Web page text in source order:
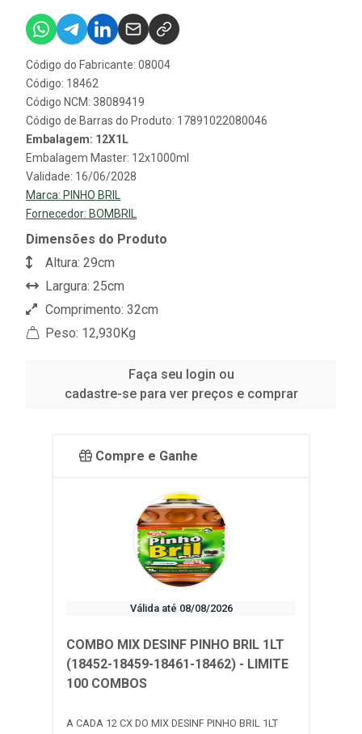
Código do Fabricante: 08004
Código: 18462
Código NCM: 38089419
Código de Barras do Produto: 17891022080046
Embalagem: 12X1L
Embalagem Master: 12x1000ml
Validade: 16/06/2028
Marca: PINHO BRIL
Fornecedor: BOMBRIL
Dimensões do Produto
Altura: 29cm
Largura: 25cm
Comprimento: 32cm
Peso: 12,930Kg
Faça seu login ou
cadastre-se para ver preços e comprar
Compre e Ganhe
Válida até 08/08/2026
COMBO MIX DESINF PINHO BRIL 1LT
(18452-18459-18461-18462) - LIMITE
100 COMBOS
A CADA 12 CX DO MIX DESINF PINHO BRIL 1LT